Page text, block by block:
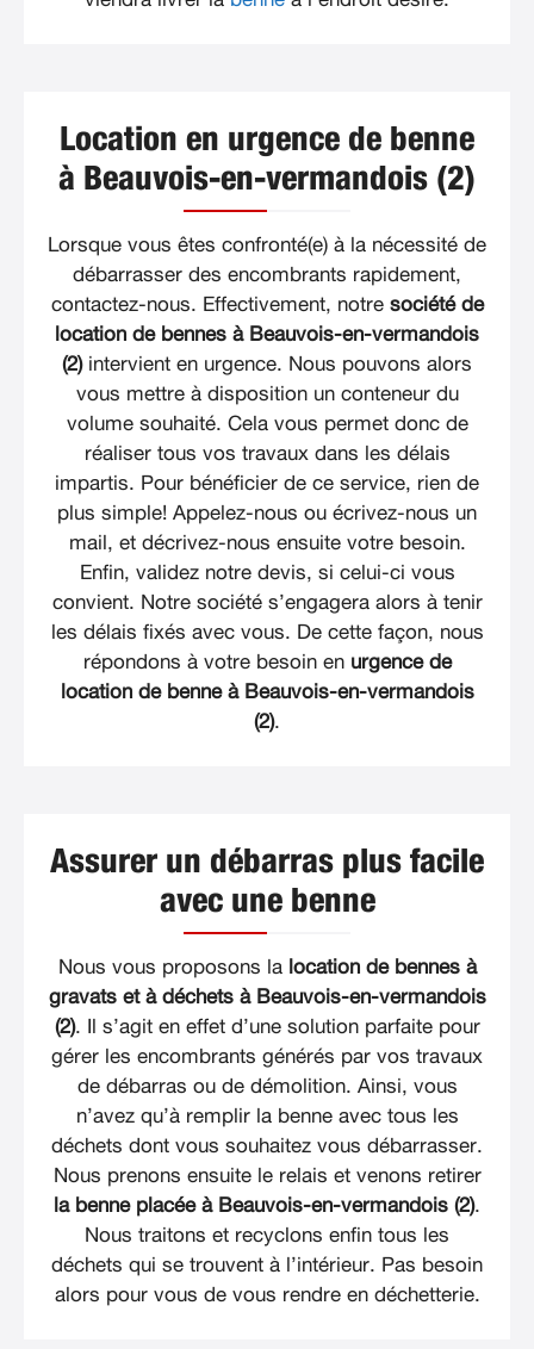
Location en urgence de benne
à Beauvois-en-vermandois (2)
Lorsque vous êtes confronté(e) à la nécessité de
débarrasser des encombrants rapidement,
contactez-nous. Effectivement, notre société de
location de bennes à Beauvois-en-vermandois
(2)intervient en urgence. Nous pouvons alors
vous mettre à disposition un conteneur du
volume souhaité. Cela vous permet donc de
réaliser tous vos travaux dans les délais
impartis. Pour bénéficier de ce service, rien de
plus simple! Appelez-nous ou écrivez-nous un
mail, et décrivez-nous ensuite votre besoin.
Enfin, validez notre devis, si celui-ci vous
convient. Notre société s’engagera alors à tenir
les délais fixés avec vous. De cette façon, nous
répondons à votre besoin en urgence de
location de benne à Beauvois-en-vermandois
(2).
Assurer un débarras plus facile
avec une benne
Nous vous proposons la location de bennes à
gravats et à déchets à Beauvois-en-vermandois
(2). Il s’agit en effet d’une solution parfaite pour
gérer les encombrants générés par vos travaux
de débarras ou de démolition. Ainsi, vous
n’avez qu’à remplir la benne avec tous les
déchets dont vous souhaitez vous débarrasser.
Nous prenons ensuite le relais et venons retirer
la benne placée à Beauvois-en-vermandois (2).
Nous traitons et recyclons enfin tous les
déchets qui se trouvent à l’intérieur. Pas besoin
alors pour vous de vous rendre en déchetterie.